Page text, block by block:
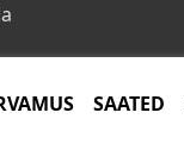
SAATED